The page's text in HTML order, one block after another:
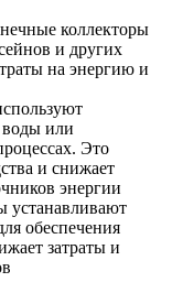
коллекторы
и других
на энергию и
воды или
Это
и снижает
энергии
устанавливают
обеспечения
затраты и